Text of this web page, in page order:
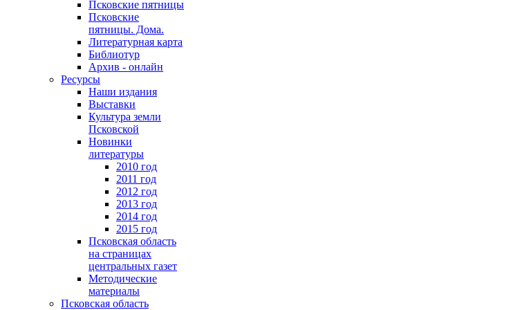
Псковские пятницы
Псковские
пятницы. Дома.
Литературная карта
Библиотур
Архив - онлайн
Ресурсы
Наши издания
Выставки
Культура земли
Псковской
Новинки
литературы
2010 год
2011 год
2012 год
2013 год
2014 год
2015 год
Псковская область
на страницах
центральных газет
Методические
материалы
Псковская область